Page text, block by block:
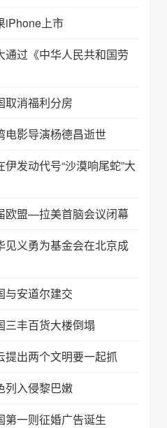
iPhone上市
通过《中华人民共和国劳
取消福利分房
电影导演杨德昌逝世
伊发动代号“沙漠响尾蛇”大
欧盟—拉美首脑会议闭幕
见义勇为基金会在北京成
与安道尔建交
三丰百货大楼倒塌
提出两个文明要一起抓
列入侵黎巴嫩
第一则征婚广告诞生